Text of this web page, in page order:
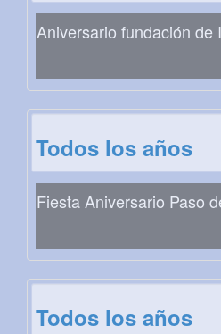
Aniversario fundación de
Todos los años
Fiesta Aniversario Paso
Todos los años